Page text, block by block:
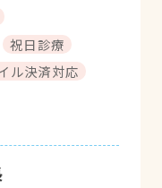
祝日診療
ル決済対応